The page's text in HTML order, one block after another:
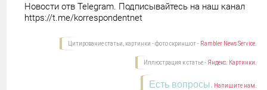
Новости отв Telegram. Подписывайтесь на наш канал
https://t.me/korrespondentnet
Цитирование статьи, картинки - фото скриншот - Rambler News Service.
Иллюстрация к статье - Яндекс. Картинки.
Есть вопросы. Напишите нам.